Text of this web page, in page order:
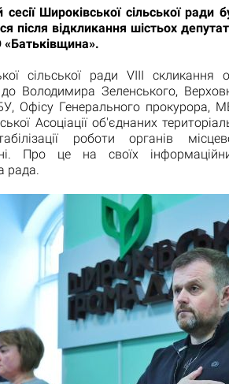
Широківської сільської ради
після відкликання шістьох
«Батьківщина».
сільської ради VIII скликання
до Володимира Зеленського,
Офісу Генерального прокурора,
Асоціації об'єднаних
роботи органів
Про це на своїх
рада.